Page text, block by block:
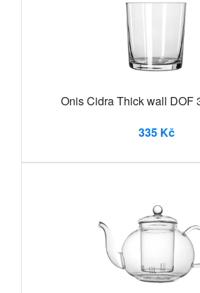
Onis Cidra Thick wall DOF
335 Kč